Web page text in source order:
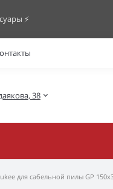
⚡️
38
для сабельной пилы GP